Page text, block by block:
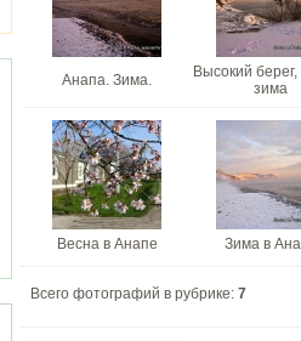
Анапа. Зима.
Высокий
зима
Весна в Анапе Зима в
Всего фотографий в рубрике: 7